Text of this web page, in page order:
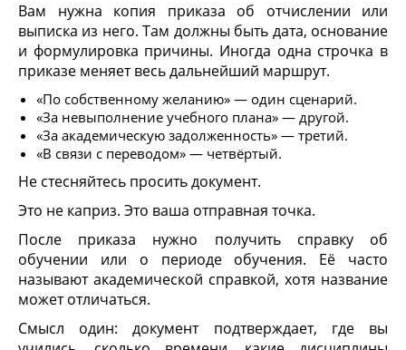
Вам нужна копия приказа об отчислении или
выписка из него. Там должны быть дата, основание
и формулировка причины. Иногда одна строчка в
приказе меняет весь дальнейший маршрут.
«По собственному желанию» — один сценарий.
«За невыполнение учебного плана» — другой.
«За академическую задолженность» — третий.
«В связи с переводом» — четвёртый.
Не стесняйтесь просить документ.
Это не каприз. Это ваша отправная точка.
После приказа нужно получить справку об
обучении или о периоде обучения. Её часто
называют академической справкой, хотя название
может отличаться.
Смысл один: документ подтверждает, где вы